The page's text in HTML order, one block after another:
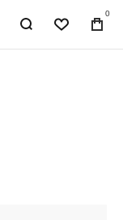
0